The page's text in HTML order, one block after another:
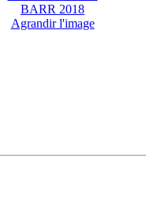
Agrandir l'image